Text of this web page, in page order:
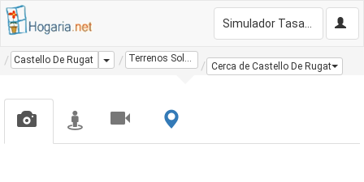
Castello De Rugat Dropdown Terrenos Solares
Cerca de Castello De Rugat